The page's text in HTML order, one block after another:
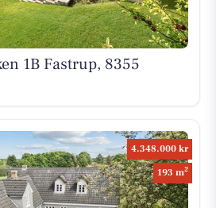
1B Fastrup, 8355
4.348.000 kr
193 m2